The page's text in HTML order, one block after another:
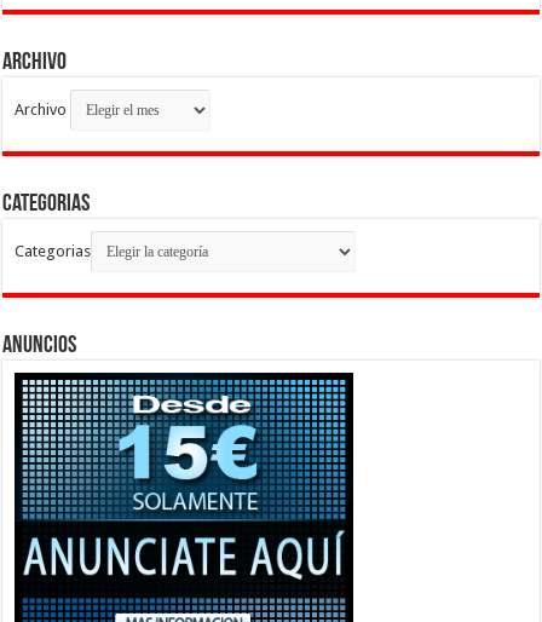
Archivo
Archivo
Categorias
Categorias
Anuncios